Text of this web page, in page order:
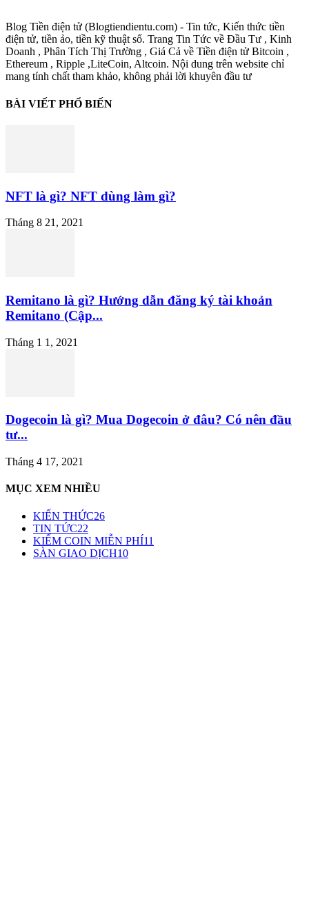
Blog Tiền điện tử (Blogtiendientu.com) - Tin tức, Kiến thức tiền
điện tử, tiền ảo, tiền kỹ thuật số. Trang Tin Tức về Đầu Tư , Kinh
Doanh , Phân Tích Thị Trường , Giá Cả về Tiền điện tử Bitcoin ,
Ethereum , Ripple ,LiteCoin, Altcoin. Nội dung trên website chỉ
mang tính chất tham khảo, không phải lời khuyên đầu tư
BÀI VIẾT PHỔ BIẾN
NFT là gì? NFT dùng làm gì?
Tháng 8 21, 2021
Remitano là gì? Hướng dẫn đăng ký tài khoản
Remitano (Cập...
Tháng 1 1, 2021
Dogecoin là gì? Mua Dogecoin ở đâu? Có nên đầu
tư...
Tháng 4 17, 2021
MỤC XEM NHIỀU
KIẾN THỨC26
TIN TỨC22
KIẾM COIN MIỄN PHÍ11
SÀN GIAO DỊCH10